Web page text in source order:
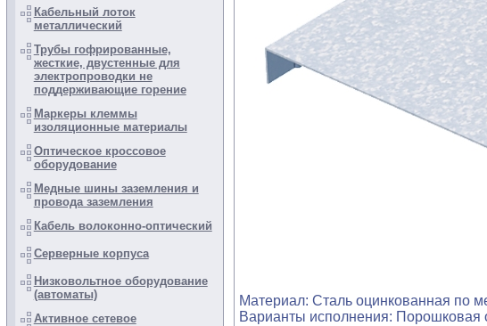
Кабельный лоток
металлический
Трубы гофрированные,
жесткие, двустенные для
электропроводки не
поддерживающие горение
Маркеры клеммы
изоляционные материалы
Оптическое кроссовое
оборудование
Медные шины заземления и
провода заземления
Кабель волоконно-оптический
Серверные корпуса
Низковольтное оборудование
(автоматы)
Активное сетевое
Материал: Сталь оцинкованная по
Варианты исполнения: Порошковая